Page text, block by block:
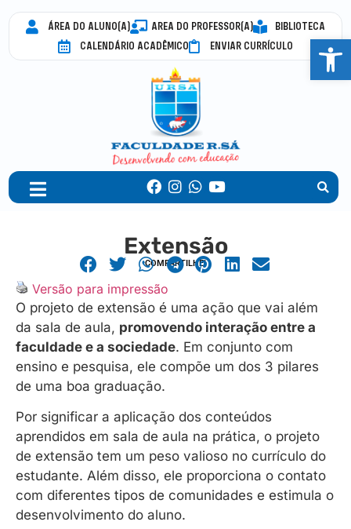
ÁREA DO ALUNO(A) AREA DO PROFESSOR(A)
BIBLIOTECA
CALENDÁRIO ACADÊMICO
ENVIAR CURRÍCULO
Extensão
COMPARTILHE!
Versão para impressão
O projeto de extensão é uma ação que vai além
da sala de aula, promovendo interação entre a
faculdade e a sociedade. Em conjunto com
ensino e pesquisa, ele compõe um dos 3 pilares
de uma boa graduação.
Por significar a aplicação dos conteúdos
aprendidos em sala de aula na prática, o projeto
de extensão tem um peso valioso no currículo do
estudante. Além disso, ele proporciona o contato
com diferentes tipos de comunidades e estimula o
desenvolvimento do aluno.
Abrir